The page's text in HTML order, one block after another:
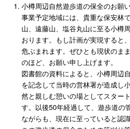
小樽周辺自然遊歩道の保全のお願
事業予定地域には、貴重な保安林
山、遠藤山、塩谷丸山に至る小樽
おります。もし計画が実現すると
危ぶまれます。ぜひとも現状のま
のほど、お願い申し上げます。
図書館の資料によると、小樽周辺
を記念して当時の営林署が造成し
然と親しむ憩いの場としてスター
す。以後50年経過して、遊歩道の
ながらも、現在に至っていると認